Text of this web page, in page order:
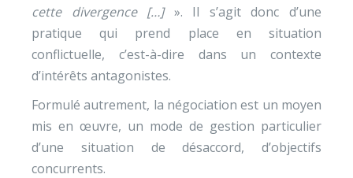
cette divergence […] ». Il s’agit donc d’une
pratique qui prend place en situation
conflictuelle, c’est-à-dire dans un contexte
d’intérêts antagonistes.
Formulé autrement, la négociation est un moyen
mis en œuvre, un mode de gestion particulier
d’une situation de désaccord, d’objectifs
concurrents.